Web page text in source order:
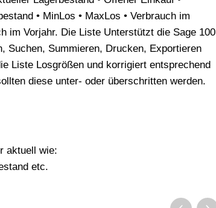
• MinLos • MaxLos • Verbrauch im
im Vorjahr. Die Liste Unterstützt die Sage 100
Suchen, Summieren, Drucken, Exportieren
Liste Losgrößen und korrigiert entsprechend
diese unter- oder überschritten werden.
aktuell wie:
etc.